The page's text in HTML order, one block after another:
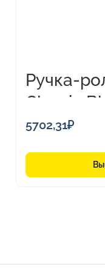
Ручка-
Classic
5702,31₽